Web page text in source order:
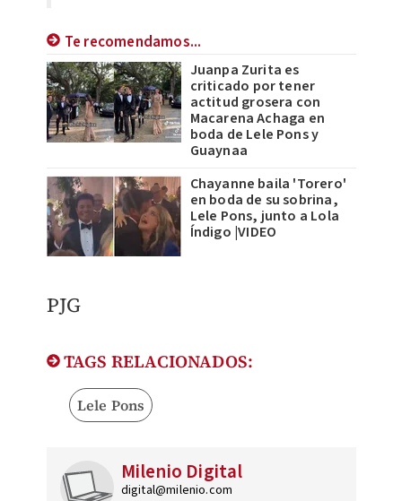
Te recomendamos...
Juanpa Zurita es
criticado por tener
actitud grosera con
Macarena Achaga en
boda de Lele Pons y
Guaynaa
Chayanne baila 'Torero'
en boda de su sobrina,
Lele Pons, junto a Lola
Índigo |VIDEO
PJG
TAGS RELACIONADOS:
Lele Pons
Milenio Digital
digital@milenio.com